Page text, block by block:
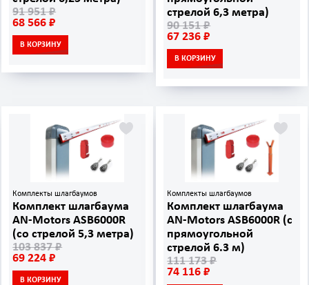
91 951 ₽
68 566 ₽
В КОРЗИНУ
стрелой 6,3 метра)
90 151 ₽
67 236 ₽
В КОРЗИНУ
Комплекты шлагбаумов
Комплект шлагбаума
AN-Motors ASB6000R
(со стрелой 5,3 метра)
103 837 ₽
69 224 ₽
В КОРЗИНУ
Комплекты шлагбаумов
Комплект шлагбаума
AN-Motors ASB6000R (с
прямоугольной
стрелой 6.3 м)
111 173 ₽
74 116 ₽